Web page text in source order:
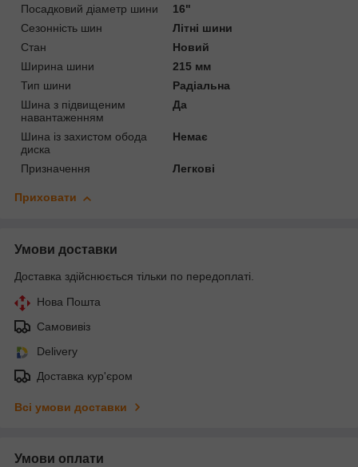
Посадковий діаметр шини
16"
Сезонність шин
Літні шини
Стан
Новий
Ширина шини
215 мм
Тип шини
Радіальна
Шина з підвищеним
навантаженням
Да
Шина із захистом обода
диска
Немає
Призначення Легкові
Приховати
Умови доставки
Доставка здійснюється тільки по передоплаті.
Нова Пошта
Самовивіз
Delivery
Доставка кур'єром
Всі умови доставки
Умови оплати